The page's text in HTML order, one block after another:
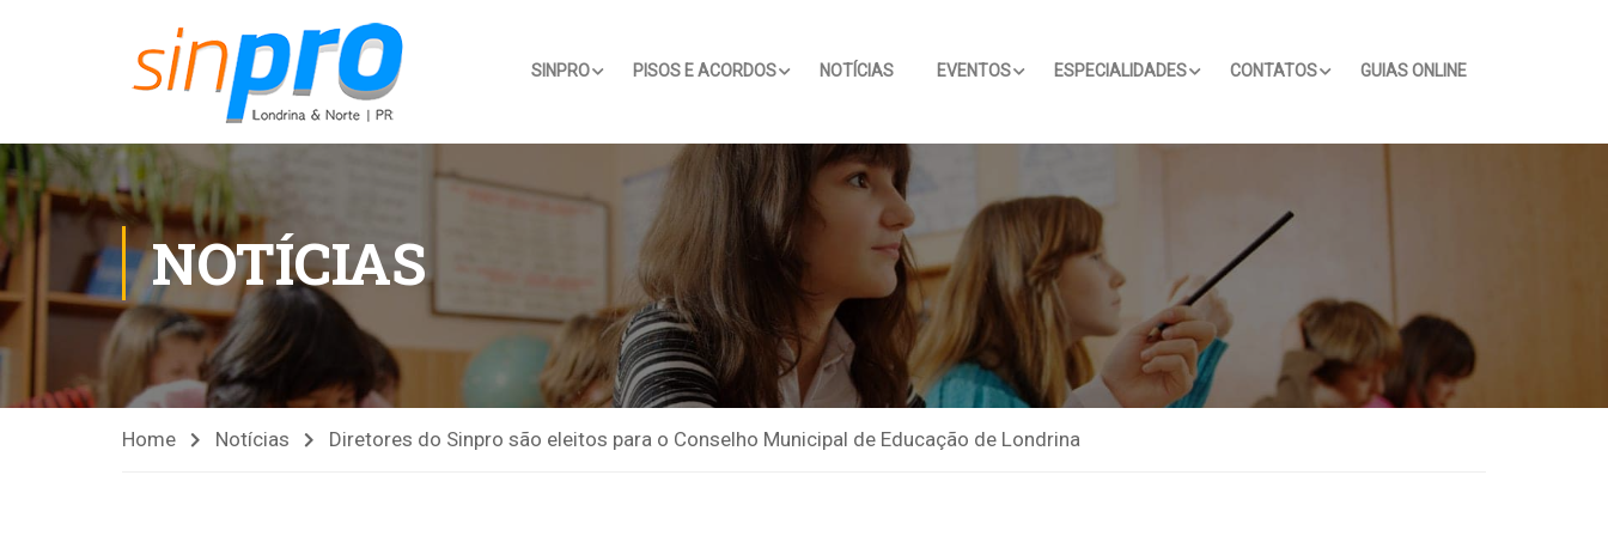
SINPRO PISOS E ACORDOS NOTÍCIAS EVENTOS ESPECIALIDADES CONTATOS GUIAS ONLINE
NOTÍCIAS
Home Notícias Diretores do Sinpro são eleitos para o Conselho Municipal de Educação de Londrina